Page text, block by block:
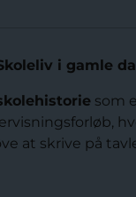
i gamle
som
at skrive på